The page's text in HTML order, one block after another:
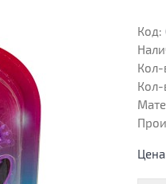
Код:
Кол-
Кол-